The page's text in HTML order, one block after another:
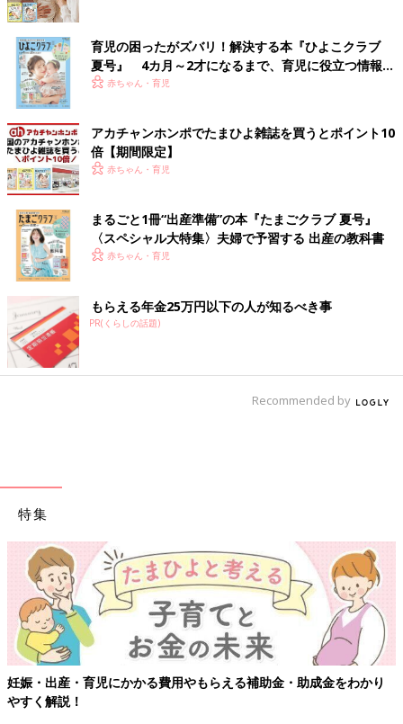
育児の困ったがズバリ！解決する本『ひよこクラブ
夏号』 4カ月～2才になるまで、育児に役立つ情報が
いっぱい！
赤ちゃん・育児
アカチャンホンポでたまひよ雑誌を買うとポイント10
倍【期間限定】
赤ちゃん・育児
まるごと1冊“出産準備”の本『たまごクラブ 夏号』
〈スペシャル大特集〉夫婦で予習する 出産の教科書
赤ちゃん・育児
もらえる年金25万円以下の人が知るべき事
PR(くらしの話題)
Recommended by
特集
妊娠・出産・育児にかかる費用やもらえる補助金・助成金をわかり
やすく解説！